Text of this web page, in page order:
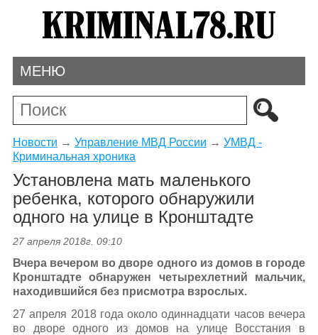
МЕНЮ
Новости → Управление МВД России → УМВД -
Криминальная хроника
Установлена мать маленького
ребенка, которого обнаружили
одного на улице в Кронштадте
27 апреля 2018г. 09:10
Вчера вечером во дворе одного из домов в городе
Кронштадте обнаружен четырехлетний мальчик,
находившийся без присмотра взрослых.
27 апреля 2018 года около одиннадцати часов вечера
во дворе одного из домов на улице Восстания в